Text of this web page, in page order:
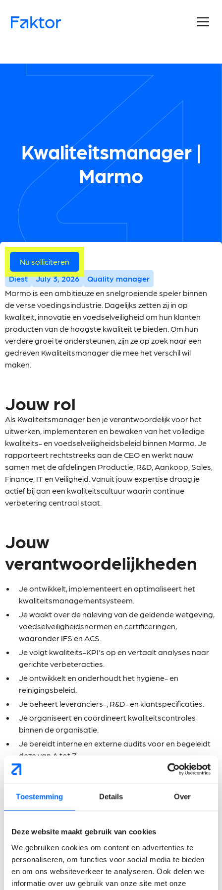
Toestemming Details Over
Deze website maakt gebruik van cookies
We gebruiken cookies om content en advertenties te
personaliseren, om functies voor social media te bieden
en om ons websiteverkeer te analyseren. Ook delen we
informatie over uw gebruik van onze site met onze
Kwaliteitsmanager |
Marmo
Meer vacatures
Diest July 3, 2026
Quality manager
Marmo is een ambitieuze en snelgroeiende speler binnen
de verse voedingsindustrie. Dagelijks zetten zij in op
kwaliteit, innovatie en voedselveiligheid om hun klanten
producten van de hoogste kwaliteit te bieden. Om hun
verdere groei te ondersteunen, zijn ze op zoek naar een
gedreven Kwaliteitsmanager die mee het verschil wil
maken.
Jouw rol
Als Kwaliteitsmanager ben je verantwoordelijk voor het
uitwerken, implementeren en bewaken van het volledige
kwaliteits- en voedselveiligheidsbeleid binnen Marmo. Je
rapporteert rechtstreeks aan de CEO en werkt nauw
samen met de afdelingen Productie, R&D, Aankoop, Sales,
Finance, IT en Veiligheid. Vanuit jouw expertise draag je
actief bij aan een kwaliteitscultuur waarin continue
verbetering centraal staat.
Jouw
verantwoordelijkheden
Je ontwikkelt, implementeert en optimaliseert het
kwaliteitsmanagementsysteem.
Je waakt over de naleving van de geldende wetgeving,
voedselveiligheidsnormen en certificeringen,
waaronder IFS en ACS.
Je volgt kwaliteits-KPI's op en vertaalt analyses naar
gerichte verbeteracties.
Je ontwikkelt en onderhoudt het hygiëne- en
reinigingsbeleid.
Je beheert leveranciers-, R&D- en klantspecificaties.
Je organiseert en coördineert kwaliteitscontroles
binnen de organisatie.
Je bereidt interne en externe audits voor en begeleidt
deze van A tot Z.
Je behandelt klachten, afwijkingen en risicoanalyses en
zorgt voor een correcte opvolging.
Je voert root cause analyses uit en implementeert
hygiëne en voedselveiligheid.
Je stimuleert een sterke Food Safety Culture en werkt
actief mee aan een omgeving waarin kwaliteit en
continue verbetering vanzelfsprekend zijn.
Nu solliciteren